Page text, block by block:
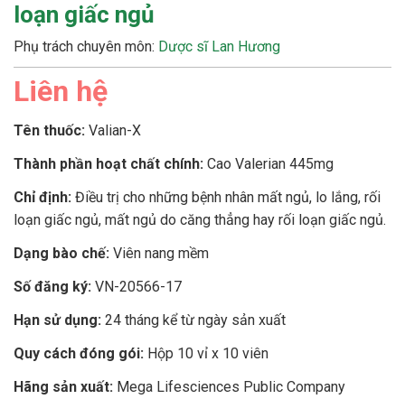
loạn giấc ngủ
Phụ trách chuyên môn: Dược sĩ Lan Hương
Liên hệ
Tên thuốc: Valian-X
Thành phần hoạt chất chính: Cao Valerian 445mg
Chỉ định: Điều trị cho những bệnh nhân mất ngủ, lo lắng, rối
loạn giấc ngủ, mất ngủ do căng thẳng hay rối loạn giấc ngủ.
Dạng bào chế: Viên nang mềm
Số đăng ký: VN-20566-17
Hạn sử dụng: 24 tháng kể từ ngày sản xuất
Quy cách đóng gói: Hộp 10 vỉ x 10 viên
Hãng sản xuất: Mega Lifesciences Public Company